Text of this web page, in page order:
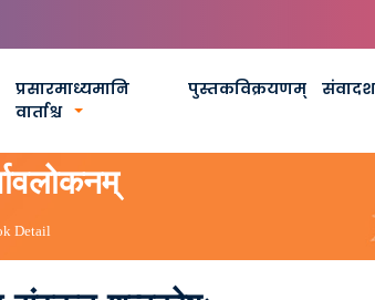
प्रसारमाध्यमानि
वार्ताश्च
पुस्तकविक्रयणम्
Detail